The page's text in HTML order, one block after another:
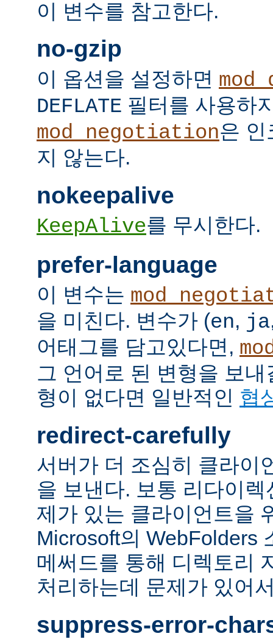
이 변수를 참고한다.
no-gzip
이 옵션을 설정하면
DEFLATE 필터를 사용하
mod_negotiation은 인
지 않는다.
nokeepalive
KeepAlive를 무시한다.
prefer-language
이 변수는
을 미친다. 변수가 (en, ja
어태그를 담고있다면,
그 언어로 된 변형을 보
형이 없다면 일반적인 협
redirect-carefully
서버가 더 조심히 클라이
을 보낸다. 보통 리다이
제가 있는 클라이언트을
Microsoft의 WebFolders
메써드를 통해 디렉토리
처리하는데 문제가 있어
suppress-error-